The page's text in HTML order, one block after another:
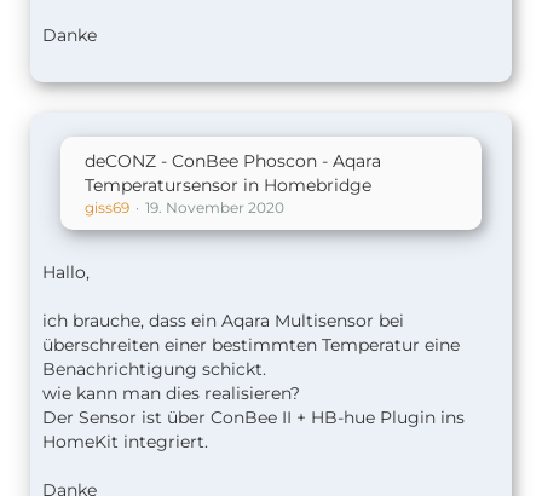
[1/24/2023, 9:33:23 AM] [deCONZ]
Danke
deCONZ - ConBee Phoscon - Aqara
Temperatursensor in Homebridge
giss69 19. November 2020
Hallo,
ich brauche, dass ein Aqara Multisensor bei
überschreiten einer bestimmten Temperatur eine
Benachrichtigung schickt.
wie kann man dies realisieren?
Der Sensor ist über ConBee II + HB-hue Plugin ins
HomeKit integriert.
Danke